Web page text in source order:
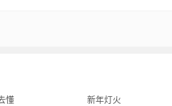
懂 新年灯火